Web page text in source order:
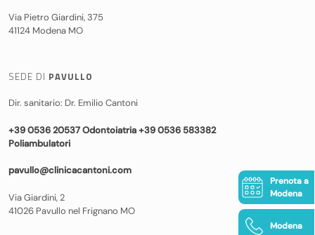
Prenota a
Modena
Modena
Via Pietro Giardini, 375
41124 Modena MO
SEDE DI PAVULLO
Dir. sanitario: Dr. Emilio Cantoni
+39 0536 20537 Odontoiatria +39 0536 583382
Poliambulatori
pavullo@clinicacantoni.com
Via Giardini, 2
41026 Pavullo nel Frignano MO